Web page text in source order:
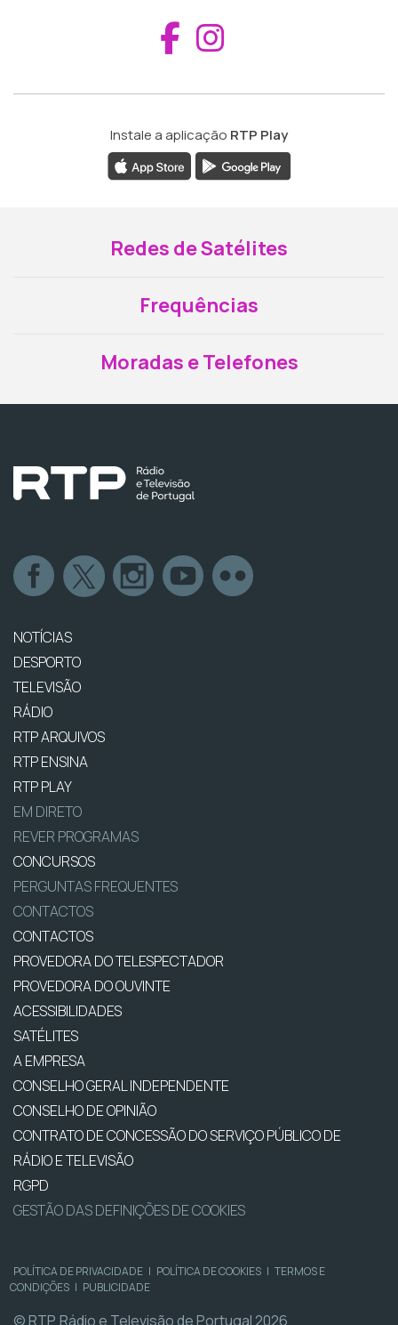
Aceder ao
Instale a aplicação RTP Play
Redes de Satélites
Frequências
Moradas e Telefones
NOTÍCIAS
DESPORTO
TELEVISÃO
RÁDIO
RTP ARQUIVOS
RTP ENSINA
RTP PLAY
EM DIRETO
REVER PROGRAMAS
CONCURSOS
PERGUNTAS FREQUENTES
CONTACTOS
CONTACTOS
PROVEDORA DO TELESPECTADOR
PROVEDORA DO OUVINTE
ACESSIBILIDADES
SATÉLITES
A EMPRESA
CONSELHO GERAL INDEPENDENTE
CONSELHO DE OPINIÃO
CONTRATO DE CONCESSÃO DO SERVIÇO PÚBLICO DE
RÁDIO E TELEVISÃO
RGPD
GESTÃO DAS DEFINIÇÕES DE COOKIES
POLÍTICA DE PRIVACIDADE | POLÍTICA DE COOKIES | TERMOS E
CONDIÇÕES | PUBLICIDADE
© RTP, Rádio e Televisão de Portugal 2026